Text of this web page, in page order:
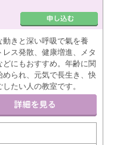
動きと深い呼吸で氣を養
レス発散、健康増進、メタ
どにもおすすめ。年齢に関
められ、元気で長生き、快
たい人の教室です。